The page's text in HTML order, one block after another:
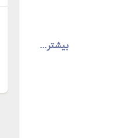
بیشتر...